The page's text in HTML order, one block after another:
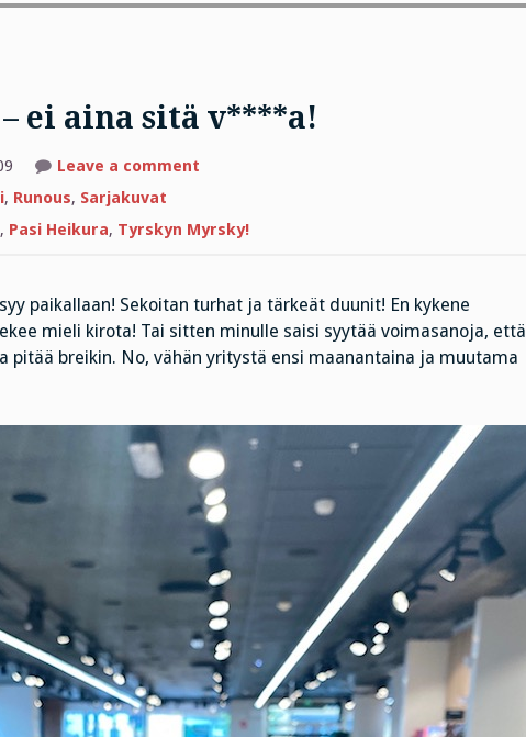
ei aina sitä v****a!
Leave a commenton
ei
aina
, Runous, Sarjakuvat
, Pasi Heikura, Tyrskyn Myrsky!
paikallaan! Sekoitan turhat ja tärkeät duunit! En kykene
mieli kirota! Tai sitten minulle saisi syytää voimasanoja, että
pitää breikin. No, vähän yritystä ensi maanantaina ja muutama